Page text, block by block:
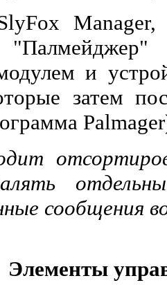
Manager,
и
затем
сообщения
Элементы